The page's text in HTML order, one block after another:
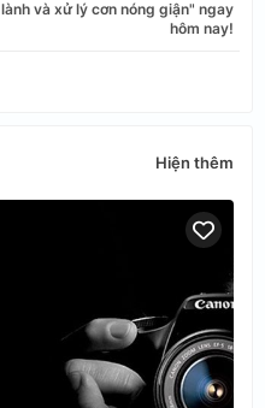
lành và xử lý cơn nóng giận" ngay
hôm nay!
Hiện thêm